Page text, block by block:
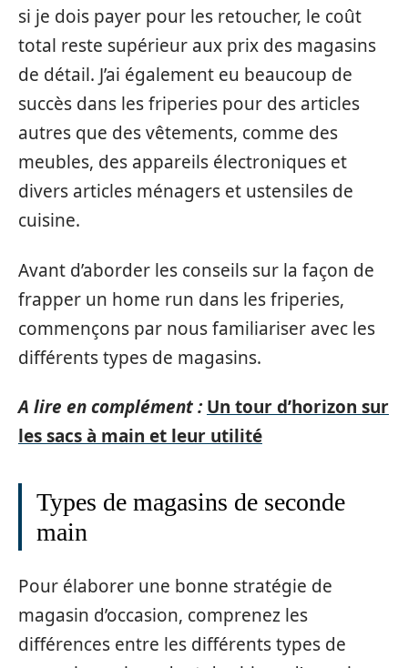
si je dois payer pour les retoucher, le coût
total reste supérieur aux prix des magasins
de détail. J’ai également eu beaucoup de
succès dans les friperies pour des articles
autres que des vêtements, comme des
meubles, des appareils électroniques et
divers articles ménagers et ustensiles de
cuisine.
Avant d’aborder les conseils sur la façon de
frapper un home run dans les friperies,
commençons par nous familiariser avec les
différents types de magasins.
A lire en complément : Un tour d’horizon sur
les sacs à main et leur utilité
Types de magasins de seconde
main
Pour élaborer une bonne stratégie de
magasin d’occasion, comprenez les
différences entre les différents types de